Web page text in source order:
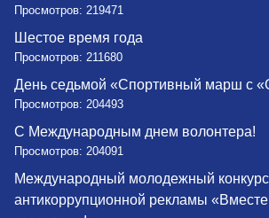
Просмотров: 219471
Шестое время года
Просмотров: 211680
День седьмой «Спортивный марш с
Просмотров: 204493
С Международным днем волонтера!
Просмотров: 204091
Международный молодежный
антикоррупционной рекламы